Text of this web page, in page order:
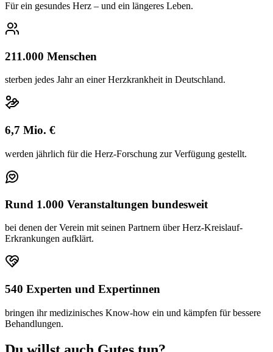
Für ein gesundes Herz – und ein längeres Leben.
211.000 Menschen
sterben jedes Jahr an einer Herzkrankheit in Deutschland.
6,7 Mio. €
werden jährlich für die Herz-Forschung zur Verfügung gestellt.
Rund 1.000 Veranstaltungen bundesweit
bei denen der Verein mit seinen Partnern über Herz-Kreislauf-
Erkrankungen aufklärt.
540 Experten und Expertinnen
bringen ihr medizinisches Know-how ein und kämpfen für bessere
Behandlungen.